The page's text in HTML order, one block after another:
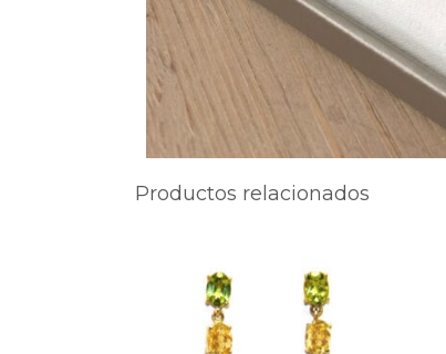
Productos relacionados